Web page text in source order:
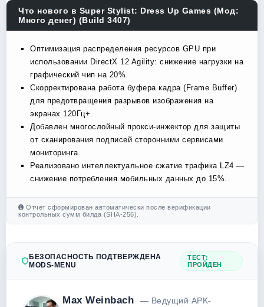
Что нового в Super Stylist: Dress Up Games (Мод:
Много денег) (Build 3407)
Оптимизация распределения ресурсов GPU при
использовании DirectX 12 Agility: снижение нагрузки на
графический чип на 20%.
Скорректирована работа буфера кадра (Frame Buffer)
для предотвращения разрывов изображения на
экранах 120Гц+.
Добавлен многослойный прокси-инжектор для защиты
от сканирования подписей сторонними сервисами
мониторинга.
Реализовано интеллектуальное сжатие трафика LZ4 —
снижение потребления мобильных данных до 15%.
Отчет сформирован автоматически после верификации
контрольных сумм билда (SHA-256).
БЕЗОПАСНОСТЬ ПОДТВЕРЖДЕНА
MODS-MENU
ТЕСТ:
ПРОЙДЕН
Max Weinbach
— Ведущий APK-